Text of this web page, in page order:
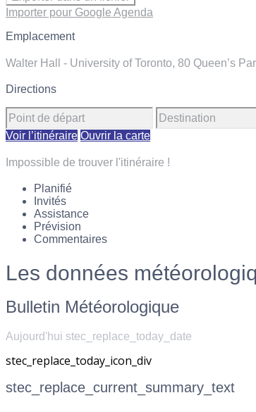
Importer pour Google Agenda
Emplacement
Walter Hall - University of Toronto, 80 Queen’s
Directions
Voir l’itinéraire Ouvrir la carte
Impossible de trouver l'itinéraire !
Planifié
Invités
Assistance
Prévision
Commentaires
Les données
Bulletin Météorologique
Aujourd'hui stec_replace_today_date
stec_replace_today_icon_div
stec_replace_current_summary_text